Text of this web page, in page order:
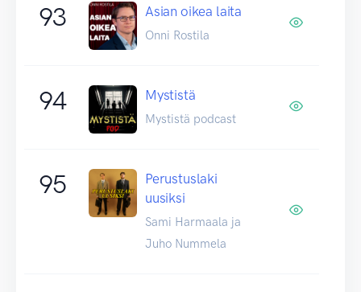
93 Asian oikea laita
Onni Rostila
94 Mystistä
Mystistä podcast
95
Perustuslaki
uusiksi
Sami Harmaala ja
Juho Nummela